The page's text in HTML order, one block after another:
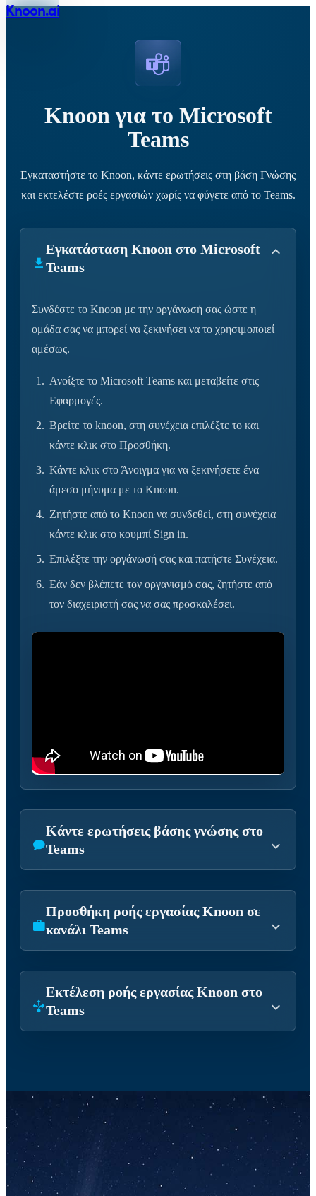
Knoon.ai
Knoon για το Microsoft
Teams
Εγκαταστήστε το Knoon, κάντε ερωτήσεις στη βάση Γνώσης
και εκτελέστε ροές εργασιών χωρίς να φύγετε από το Teams.
Εγκατάσταση Knoon στο Microsoft
Teams
Συνδέστε το Knoon με την οργάνωσή σας ώστε η
ομάδα σας να μπορεί να ξεκινήσει να το χρησιμοποιεί
αμέσως.
Ανοίξτε το Microsoft Teams και μεταβείτε στις
Εφαρμογές.
Βρείτε το knoon, στη συνέχεια επιλέξτε το και
κάντε κλικ στο Προσθήκη.
Κάντε κλικ στο Άνοιγμα για να ξεκινήσετε ένα
άμεσο μήνυμα με το Knoon.
Ζητήστε από το Knoon να συνδεθεί, στη συνέχεια
κάντε κλικ στο κουμπί Sign in.
Επιλέξτε την οργάνωσή σας και πατήστε Συνέχεια.
Εάν δεν βλέπετε τον οργανισμό σας, ζητήστε από
τον διαχειριστή σας να σας προσκαλέσει.
Κάντε ερωτήσεις βάσης γνώσης στο
Teams
Προσθήκη ροής εργασίας Knoon σε
κανάλι Teams
Εκτέλεση ροής εργασίας Knoon στο
Teams